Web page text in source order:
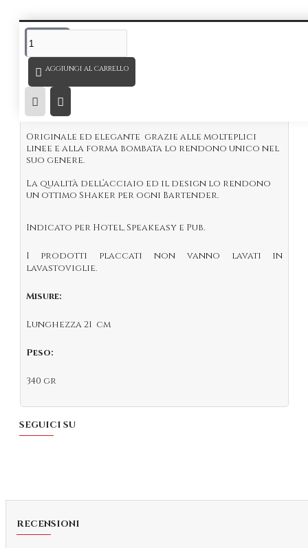
AGGIUNGI AL CARRELLO
DESCRIZIONE
Shaker Cobbler Bomber
Shaker in acciaio inox 18/10 con spessore pari ad
08/10, rappresenta lo shaker di facile utilizzo per
tutti i bartender mixology.
Originale ed elegante grazie alle molteplici
linee e alla forma bombata lo rendono unico nel
suo genere.
La qualità dell’acciaio ed il design lo rendono
un ottimo Shaker per ogni Bartender.
Indicato per Hotel, Speakeasy e Pub.
I prodotti placcati non vanno lavati in
lavastoviglie.
Misure:
Lunghezza 21 cm
Peso:
340 gr
SEGUICI SU
RECENSIONI